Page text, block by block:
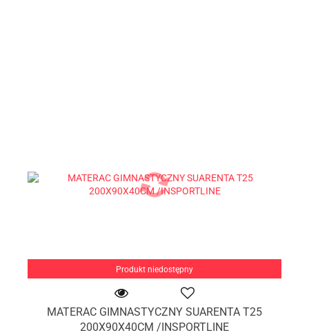
Produkt niedostępny
MATERAC GIMNASTYCZNY SUARENTA T25
200X90X40CM /INSPORTLINE